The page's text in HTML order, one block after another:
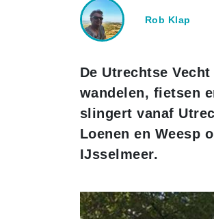
Rob Klap
De Utrechtse
wandelen, fietsen
slingert vanaf
Loenen en Weesp
IJsselmeer.